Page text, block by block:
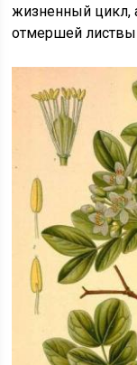
жизненный цикл,
отмершей листвы